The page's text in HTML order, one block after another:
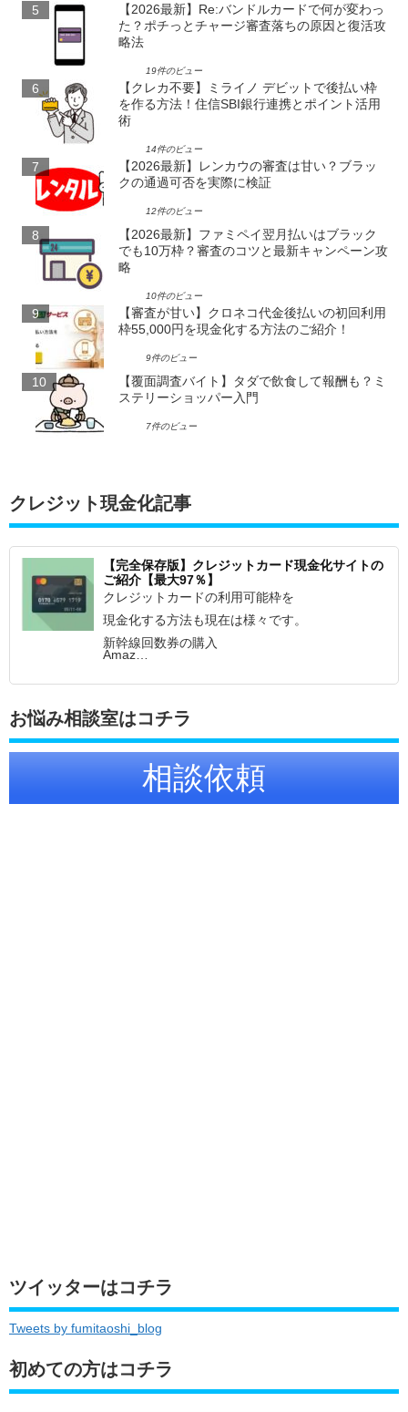
【2026最新】Re:バンドルカードで何が変わっ
た？ポチっとチャージ審査落ちの原因と復活攻
略法
19件のビュー
【クレカ不要】ミライノ デビットで後払い枠
を作る方法！住信SBI銀行連携とポイント活用
術
14件のビュー
【2026最新】レンカウの審査は甘い？ブラッ
クの通過可否を実際に検証
12件のビュー
【2026最新】ファミペイ翌月払いはブラック
でも10万枠？審査のコツと最新キャンペーン攻
略
10件のビュー
【審査が甘い】クロネコ代金後払いの初回利用
枠55,000円を現金化する方法のご紹介！
9件のビュー
【覆面調査バイト】タダで飲食して報酬も？ミ
ステリーショッパー入門
7件のビュー
クレジット現金化記事
【完全保存版】クレジットカード現金化サイトの
ご紹介【最大97％】
クレジットカードの利用可能枠を
現金化する方法も現在は様々です。
新幹線回数券の購入
Amaz…
お悩み相談室はコチラ
相談依頼
ツイッターはコチラ
Tweets by fumitaoshi_blog
初めての方はコチラ